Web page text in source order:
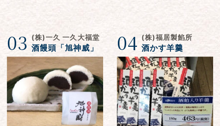
03 (株)一久 一久大福堂
酒饅頭「旭神威」 04 (株)福居製餡所
酒かす羊羹